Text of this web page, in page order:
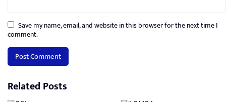
Save my name, email, and website in this browser for the next time I
comment.
Related Posts